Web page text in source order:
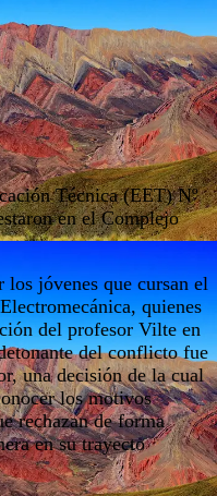
Técnica (EET) Nº
en el Complejo
jóvenes que cursan el
quienes
del profesor Vilte en
del conflicto fue
una decisión de la cual
los motivos
rechazan de forma
en su trayecto